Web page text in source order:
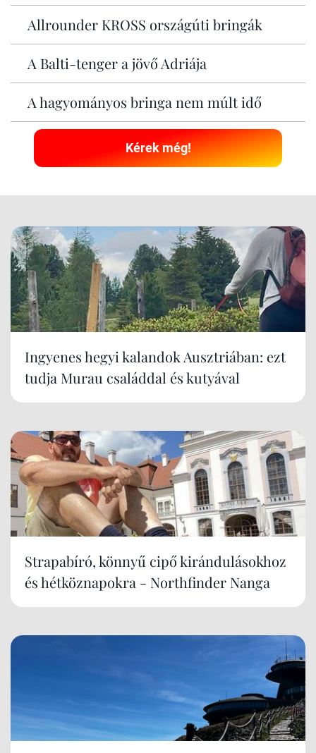
Allrounder KROSS országúti bringák
A Balti-tenger a jövő Adriája
A hagyományos bringa nem múlt idő
Kérek még!
Ingyenes hegyi kalandok Ausztriában: ezt
tudja Murau családdal és kutyával
Strapabíró, könnyű cipő kirándulásokhoz
és hétköznapokra - Northfinder Nanga